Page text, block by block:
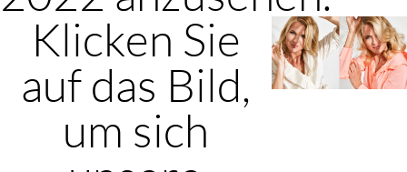
Klicken Sie
auf das Bild,
um sich